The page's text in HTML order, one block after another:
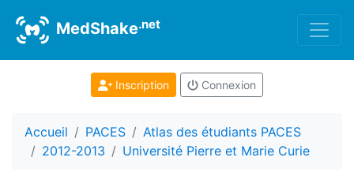
MedShake.net
Inscription Connexion
Accueil PACES
Atlas des étudiants PACES
2012-2013
Université Pierre et Marie Curie